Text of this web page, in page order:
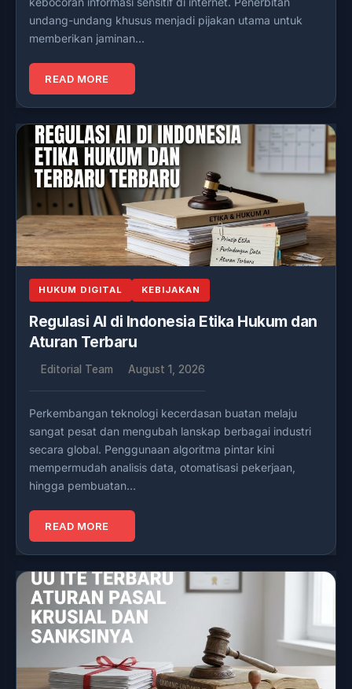
undang-undang khusus menjadi pijakan utama untuk
memberikan jaminan…
READ MORE
HUKUM DIGITAL KEBIJAKAN
Regulasi AI di Indonesia Etika Hukum dan
Aturan Terbaru
Editorial Team August 1, 2026
Perkembangan teknologi kecerdasan buatan melaju
sangat pesat dan mengubah lanskap berbagai industri
secara global. Penggunaan algoritma pintar kini
mempermudah analisis data, otomatisasi pekerjaan,
hingga pembuatan…
READ MORE